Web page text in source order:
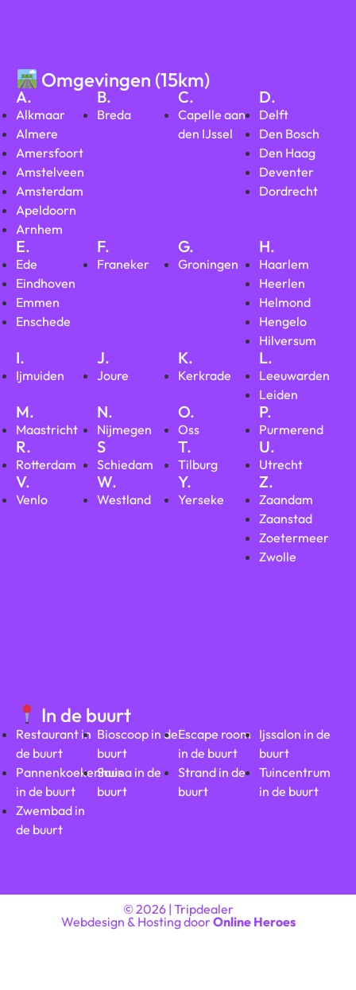
Omgevingen (15km)
A.
Alkmaar
Almere
Amersfoort
Amstelveen
Amsterdam
Apeldoorn
Arnhem
B.
Breda
C.
Capelle aan
den IJssel
D.
Delft
Den Bosch
Den Haag
Deventer
Dordrecht
E.
Ede
Eindhoven
Emmen
Enschede
F.
Franeker
G.
Groningen
H.
Haarlem
Heerlen
Helmond
Hengelo
Hilversum
I.
Ijmuiden
J.
Joure
K.
Kerkrade
L.
Leeuwarden
Leiden
M.
Maastricht
N.
Nijmegen
O.
Oss
P.
Purmerend
R.
Rotterdam
S
Schiedam
T.
Tilburg
U.
Utrecht
V.
Venlo
W.
Westland
Y.
Yerseke
Z.
Zaandam
Zaanstad
Zoetermeer
Zwolle
In de buurt
Restaurant in
de buurt
Pannenkoekenhuis
in de buurt
Zwembad in
de buurt
Bioscoop in de
buurt
Sauna in de
buurt
Escape room
in de buurt
Strand in de
buurt
Ijssalon in de
buurt
Tuincentrum
in de buurt
© 2026 | Tripdealer
Webdesign & Hosting doorOnline Heroes